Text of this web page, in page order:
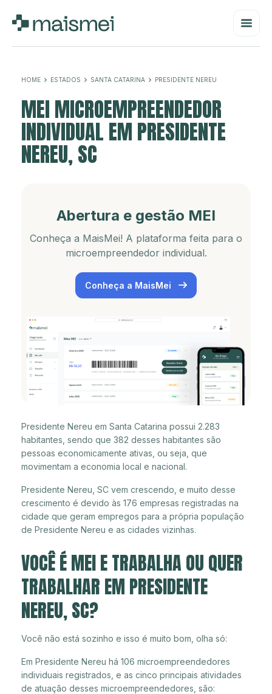
HOME ESTADOS SANTA CATARINA PRESIDENTE NEREU
MEI MICROEMPREENDEDOR
INDIVIDUAL EM PRESIDENTE
NEREU, SC
Abertura e gestão MEI
Conheça a MaisMei! A plataforma feita para o
microempreendedor individual.
Conheça a MaisMei
Presidente Nereu em Santa Catarina possui 2.283
habitantes, sendo que 382 desses habitantes são
pessoas economicamente ativas, ou seja, que
movimentam a economia local e nacional.
Presidente Nereu, SC vem crescendo, e muito desse
crescimento é devido às 176 empresas registradas na
cidade que geram empregos para a própria população
de Presidente Nereu e as cidades vizinhas.
VOCÊ É MEI E TRABALHA OU QUER
TRABALHAR EM PRESIDENTE
NEREU, SC?
Você não está sozinho e isso é muito bom, olha só:
Em Presidente Nereu há 106 microempreendedores
individuais registrados, e as cinco principais atividades
de atuação desses microempreendedores, são: